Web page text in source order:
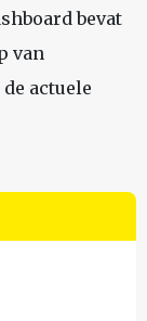
bevat
van
actuele